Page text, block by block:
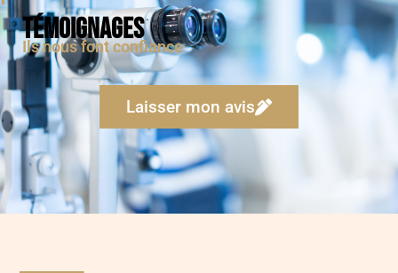
Témoignages
Ils nous font confiance
Laisser mon avis